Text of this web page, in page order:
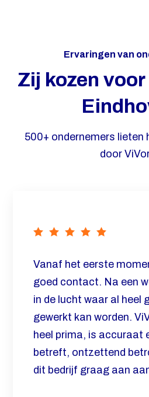
Ervaringen van
Zij kozen
500+ ondernemers lieten
door
Vanaf het eerste
goed contact. Na een
in de lucht waar al heel
gewerkt kan worden.
heel prima, is accuraat
betreft, ontzettend
dit bedrijf graag aan